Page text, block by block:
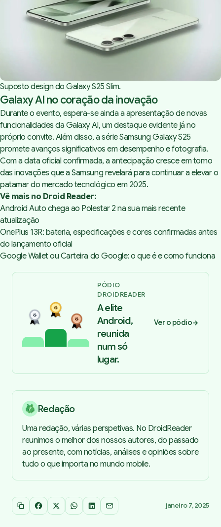
Suposto design do Galaxy S25 Slim.
Galaxy AI no coração da inovação
Durante o evento, espera-se ainda a apresentação de novas
funcionalidades da Galaxy AI, um destaque evidente já no
próprio convite. Além disso, a série Samsung Galaxy S25
promete avanços significativos em desempenho e fotografia.
Com a data oficial confirmada, a antecipação cresce em torno
das inovações que a Samsung revelará para continuar a elevar o
patamar do mercado tecnológico em 2025.
Vê mais no Droid Reader:
Android Auto chega ao Polestar 2 na sua mais recente
atualização
OnePlus 13R: bateria, especificações e cores confirmadas antes
do lançamento oficial
Google Wallet ou Carteira do Google: o que é e como funciona
PÓDIO
DROIDREADER
A elite
Android,
reunida
num só
lugar.
Ver o pódio
Redação
Uma redação, várias perspetivas. No DroidReader
reunimos o melhor dos nossos autores, do passado
ao presente, com notícias, análises e opiniões sobre
tudo o que importa no mundo mobile.
Copiar link
Facebook
X WhatsApp
LinkedInEmail janeiro 7, 2025